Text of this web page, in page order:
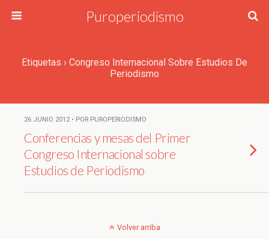
Puroperiodismo
Etiquetas › Congreso Internacional Sobre Estudios De
Periodismo
26 JUNIO 2012 • POR PUROPERIODISMO
Conferencias y mesas del Primer
Congreso Internacional sobre
Estudios de Periodismo
Volver arriba